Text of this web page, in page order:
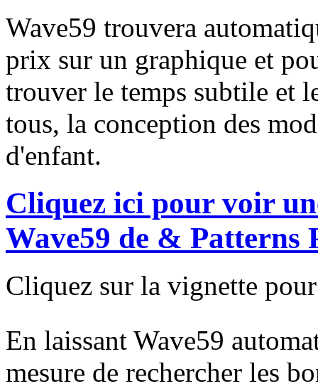
Wave59 trouvera
prix sur un graphique et
trouver le temps subtile et
tous, la conception des
d'enfant.
Cliquez ici pour voir
Wave59 de & Patterns
Cliquez sur la vignette
En laissant Wave59
mesure de rechercher les